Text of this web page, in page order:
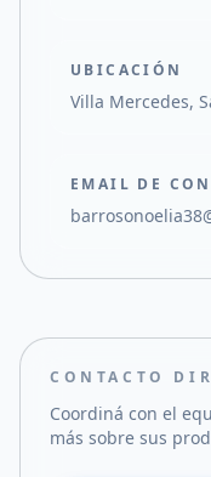
UBICACIÓN
Villa Mercedes,
EMAIL DE
CONTACTO
Coordiná con el
más sobre sus